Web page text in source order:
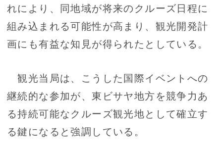
れにより、同地域が将来のクルーズ日程に
組み込まれる可能性が高まり、観光開発計
画にも有益な知見が得られたとしている。
観光当局は、こうした国際イベントへの
継続的な参加が、東ビサヤ地方を競争力あ
る持続可能なクルーズ観光地として確立す
る鍵になると強調している。